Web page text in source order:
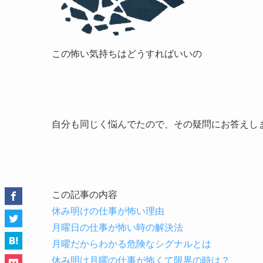
この怖い気持ちはどうすればいいの
自分も同じく悩んでたので、その疑問にお答えし
この記事の内容
休み明けの仕事が怖い理由
月曜日の仕事が怖い時の解決法
月曜だからわかる危険なシグナルとは
休み明け月曜の仕事が怖くて限界の時は？